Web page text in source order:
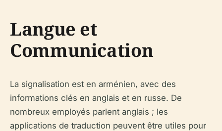
Langue et
Communication
La signalisation est en arménien, avec des
informations clés en anglais et en russe. De
nombreux employés parlent anglais ; les
applications de traduction peuvent être utiles pour